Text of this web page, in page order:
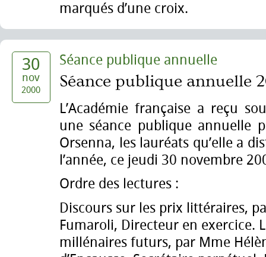
marqués d’une croix.
30
nov
2000
Séance publique annuelle
Séance publique annuelle
L’Académie française a reçu
une séance publique annuelle
Orsenna, les lauréats qu’elle a
l’année, ce jeudi 30 novembre
Ordre des lectures :
Discours sur les prix littéraires,
Fumaroli, Directeur en exercice.
millénaires futurs, par Mme